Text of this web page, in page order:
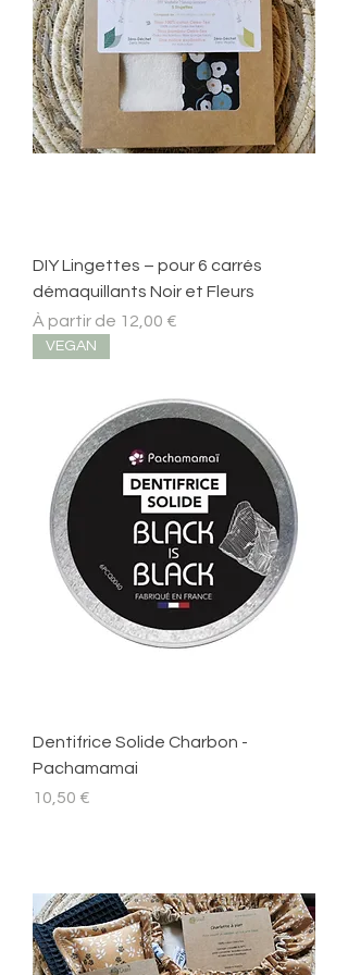
DIY Lingettes – pour 6 carrés
démaquillants Noir et Fleurs
À partir de 12,00 €
Prix promotionnel
VEGAN
Dentifrice Solide Charbon -
Pachamamai
Prix
10,50 €